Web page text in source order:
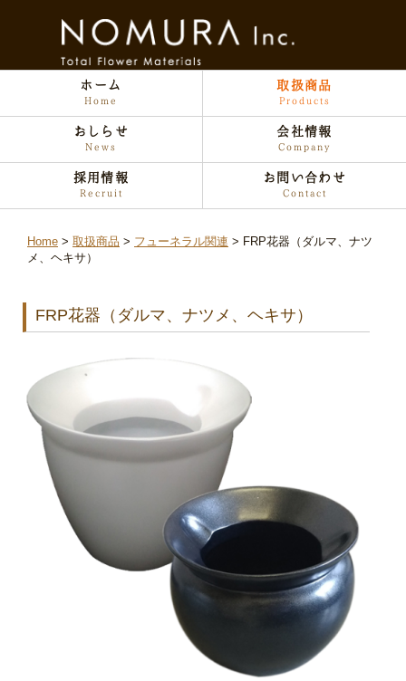
ホーム
Home
取扱商品
Products
おしらせ
News
会社情報
Company
採用情報
Recruit
お問い合わせ
Contact
Home 取扱商品 フューネラル関連
FRP花器（ダルマ、ナツ
メ、ヘキサ）
FRP花器（ダルマ、ナツメ、ヘキサ）